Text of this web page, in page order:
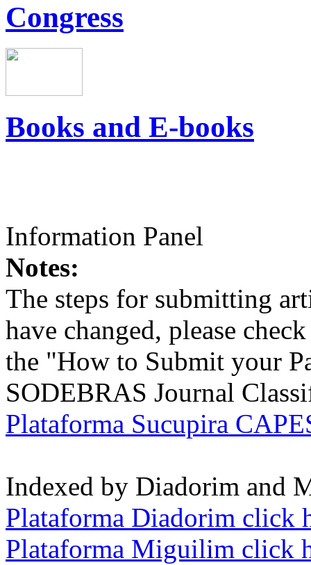
Congress
Books and E-books
Information Panel
Notes:
The steps for submitting
have changed, please
the "How to Submit your
SODEBRAS Journal
Plataforma Sucupira
Indexed by Diadorim and
Plataforma Diadorim click
Plataforma Miguilim click